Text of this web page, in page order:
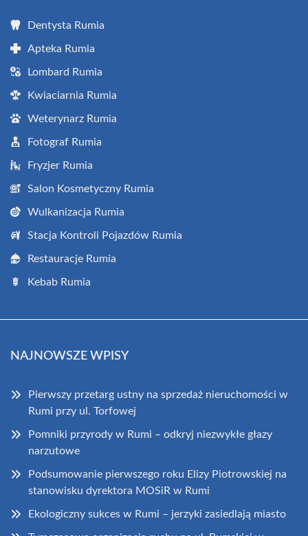
Dentysta Rumia
Apteka Rumia
Lombard Rumia
Kwiaciarnia Rumia
Weterynarz Rumia
Fotograf Rumia
Fryzjer Rumia
Salon Kosmetyczny Rumia
Wulkanizacja Rumia
Stacja Kontroli Pojazdów Rumia
Restauracje Rumia
Kebab Rumia
NAJNOWSZE WPISY
Pierwszy przetarg ustny na sprzedaż nieruchomości w
Rumi przy ul. Torfowej
Pomniki przyrody w Rumi – odkryj niezwykłe głazy
narzutowe
Podsumowanie pierwszego roku Elizy Piotrowskiej na
stanowisku dyrektora MOSiR w Rumi
Ekologiczny sukces w Rumi – jerzyki zasiedlają miasto